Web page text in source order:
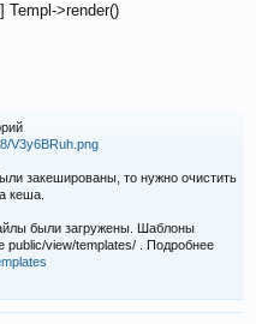
Templ->render()
V3y6BRuh.png
закешированы, то нужно очистить
кеша.
были загружены. Шаблоны
public/view/templates/ . Подробнее